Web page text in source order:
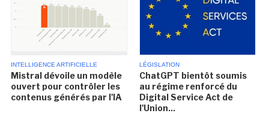
INTELLIGENCE ARTIFICIELLE
Mistral dévoile un modèle
ouvert pour contrôler les
contenus générés par l'IA
LÉGISLATION
ChatGPT bientôt soumis
au régime renforcé du
Digital Service Act de
l'Union...